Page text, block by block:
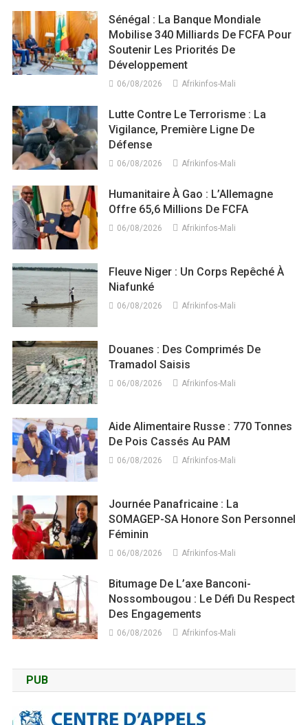
Sénégal : La Banque Mondiale
Mobilise 340 Milliards De FCFA Pour
Soutenir Les Priorités De
Développement
06/08/2026 Afrikinfos-Mali
Lutte Contre Le Terrorisme : La
Vigilance, Première Ligne De
Défense
06/08/2026 Afrikinfos-Mali
Humanitaire À Gao : L’Allemagne
Offre 65,6 Millions De FCFA
06/08/2026 Afrikinfos-Mali
Fleuve Niger : Un Corps Repêché À
Niafunké
06/08/2026 Afrikinfos-Mali
Douanes : Des Comprimés De
Tramadol Saisis
06/08/2026 Afrikinfos-Mali
Aide Alimentaire Russe : 770 Tonnes
De Pois Cassés Au PAM
06/08/2026 Afrikinfos-Mali
Journée Panafricaine : La
SOMAGEP-SA Honore Son Personnel
Féminin
06/08/2026 Afrikinfos-Mali
Bitumage De L’axe Banconi-
Nossombougou : Le Défi Du Respect
Des Engagements
06/08/2026 Afrikinfos-Mali
PUB